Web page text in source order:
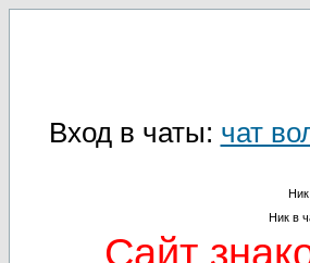
Вход в чаты: чат
Ник
Ник в
Cайт